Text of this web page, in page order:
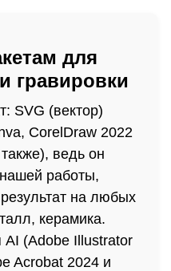
для
гравировки
SVG (вектор)
CorelDraw 2022
ведь он
нашей работы,
на любых
керамика.
(Adobe Illustrator
Acrobat 2024 и